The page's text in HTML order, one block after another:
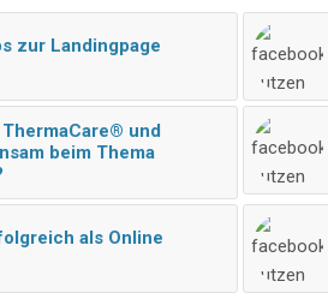
zur Landingpage
und
beim Thema
als Online